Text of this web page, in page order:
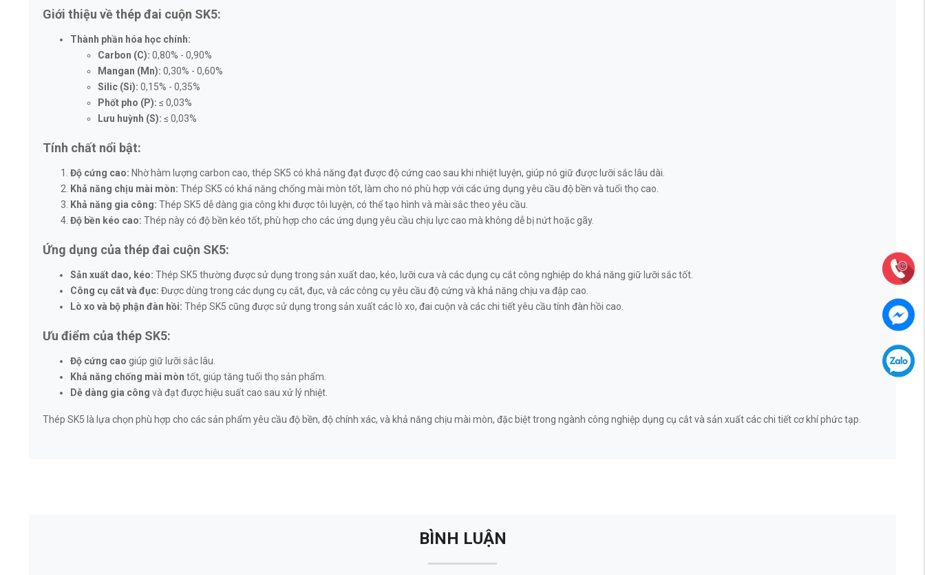
Giới thiệu về thép đai cuộn SK5:
Thành phần hóa học chính:
Carbon (C): 0,80% - 0,90%
Mangan (Mn): 0,30% - 0,60%
Silic (Si): 0,15% - 0,35%
Phốt pho (P): ≤ 0,03%
Lưu huỳnh (S): ≤ 0,03%
Tính chất nổi bật:
Độ cứng cao: Nhờ hàm lượng carbon cao, thép SK5 có khả năng đạt được độ cứng cao sau khi nhiệt luyện, giúp nó giữ được lưỡi sắc lâu dài.
Khả năng chịu mài mòn: Thép SK5 có khả năng chống mài mòn tốt, làm cho nó phù hợp với các ứng dụng yêu cầu độ bền và tuổi thọ cao.
Khả năng gia công: Thép SK5 dễ dàng gia công khi được tôi luyện, có thể tạo hình và mài sắc theo yêu cầu.
Độ bền kéo cao: Thép này có độ bền kéo tốt, phù hợp cho các ứng dụng yêu cầu chịu lực cao mà không dễ bị nứt hoặc gãy.
Ứng dụng của thép đai cuộn SK5:
Sản xuất dao, kéo: Thép SK5 thường được sử dụng trong sản xuất dao, kéo, lưỡi cưa và các dụng cụ cắt công nghiệp do khả năng giữ lưỡi sắc tốt.
Công cụ cắt và đục: Được dùng trong các dụng cụ cắt, đục, và các công cụ yêu cầu độ cứng và khả năng chịu va đập cao.
Lò xo và bộ phận đàn hồi: Thép SK5 cũng được sử dụng trong sản xuất các lò xo, đai cuộn và các chi tiết yêu cầu tính đàn hồi cao.
Ưu điểm của thép SK5:
Độ cứng cao giúp giữ lưỡi sắc lâu.
Khả năng chống mài mòn tốt, giúp tăng tuổi thọ sản phẩm.
Dễ dàng gia công và đạt được hiệu suất cao sau xử lý nhiệt.
Thép SK5 là lựa chọn phù hợp cho các sản phẩm yêu cầu độ bền, độ chính xác, và khả năng chịu mài mòn, đặc biệt trong ngành công nghiệp dụng cụ cắt và sản xuất các chi tiết cơ khí phức tạp.
BÌNH LUẬN